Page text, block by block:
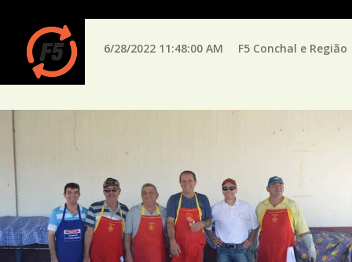
6/28/2022 11:48:00 AM F5 Conchal e Região